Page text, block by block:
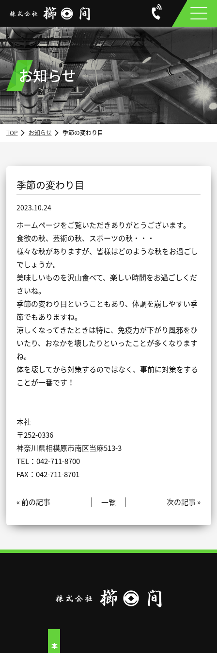
お知らせ
TOP お知らせ 季節の変わり目
季節の変わり目
2023.10.24
ホームページをご覧いただきありがとうございます。
食欲の秋、芸術の秋、スポーツの秋・・・
様々な秋がありますが、皆様はどのような秋をお過ごし
でしょうか。
美味しいものを沢山食べて、楽しい時間をお過ごしくだ
さいね。
季節の変わり目ということもあり、体調を崩しやすい季
節でもありますね。
涼しくなってきたときは特に、免疫力が下がり風邪をひ
いたり、おなかを壊したりといったことが多くなります
ね。
体を壊してから対策するのではなく、事前に対策をする
ことが一番です！
本社
〒252-0336
神奈川県相模原市南区当麻513-3
TEL：042-711-8700
FAX：042-711-8701
« 前の記事 次の記事 »
一覧
本